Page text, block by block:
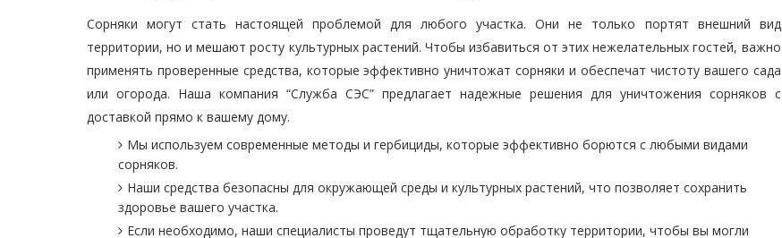
Сорняки могут стать настоящей проблемой для любого участка. Они не только портят внешний вид
территории, но и мешают росту культурных растений. Чтобы избавиться от этих нежелательных гостей, важно
применять проверенные средства, которые эффективно уничтожат сорняки и обеспечат чистоту вашего сада
или огорода. Наша компания “Служба СЭС” предлагает надежные решения для уничтожения сорняков с
доставкой прямо к вашему дому.
Мы используем современные методы и гербициды, которые эффективно борются с любыми видами
сорняков.
Наши средства безопасны для окружающей среды и культурных растений, что позволяет сохранить
здоровье вашего участка.
Если необходимо, наши специалисты проведут тщательную обработку территории, чтобы вы могли